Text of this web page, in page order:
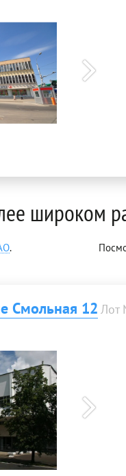
широком
.
Смольная 12 Лот